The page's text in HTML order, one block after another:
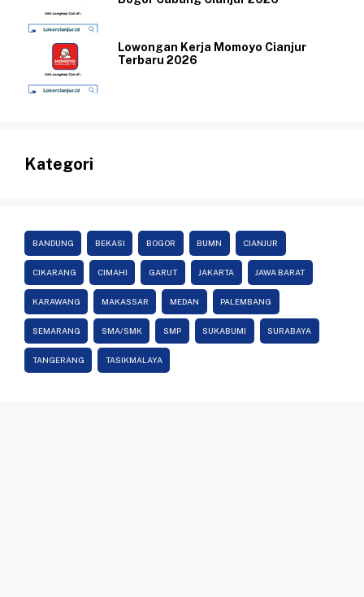
Lowongan Kerja Momoyo Cianjur
Terbaru 2026
Kategori
BANDUNG BEKASI BOGOR BUMN CIANJUR
CIKARANG CIMAHI GARUT JAKARTA JAWA BARAT
KARAWANG MAKASSAR MEDAN PALEMBANG
SEMARANG SMA/SMK SMP SUKABUMI SURABAYA
TANGERANG TASIKMALAYA